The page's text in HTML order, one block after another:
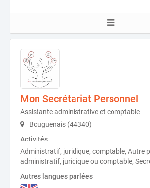
Mon Secrétariat Personnel
Assistante administrative et comptable
Bouguenais (44340)
Activités
Administratif, juridique, comptable, Autre
administratif, juridique ou comptable,
Autres langues parlées